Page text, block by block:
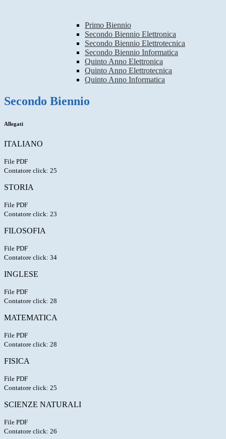
Primo Biennio
Secondo Biennio Elettronica
Secondo Biennio Elettrotecnica
Secondo Biennio Informatica
Quinto Anno Elettronica
Quinto Anno Elettrotecnica
Quinto Anno Informatica
Secondo Biennio
Allegati
ITALIANO
File PDF
Contatore click: 25
STORIA
File PDF
Contatore click: 23
FILOSOFIA
File PDF
Contatore click: 34
INGLESE
File PDF
Contatore click: 28
MATEMATICA
File PDF
Contatore click: 28
FISICA
File PDF
Contatore click: 25
SCIENZE NATURALI
File PDF
Contatore click: 26